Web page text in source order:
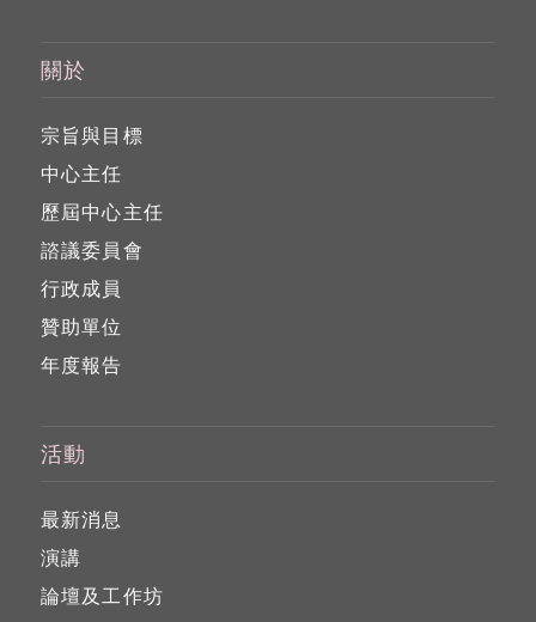
關於
宗旨與目標
中心主任
歷屆中心主任
諮議委員會
行政成員
贊助單位
年度報告
活動
最新消息
演講
論壇及工作坊